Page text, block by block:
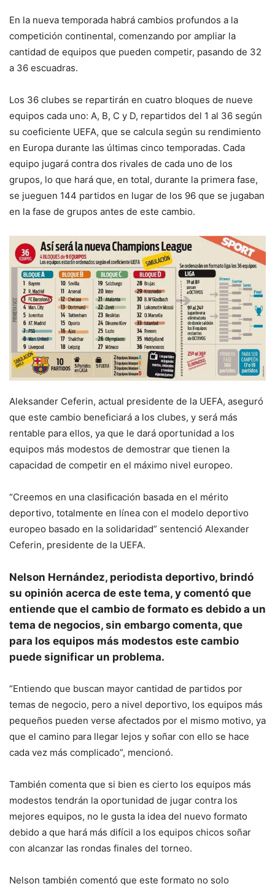
En la nueva temporada habrá cambios profundos a la
competición continental, comenzando por ampliar la
cantidad de equipos que pueden competir, pasando de 32
a 36 escuadras.
Los 36 clubes se repartirán en cuatro bloques de nueve
equipos cada uno: A, B, C y D, repartidos del 1 al 36 según
su coeficiente UEFA, que se calcula según su rendimiento
en Europa durante las últimas cinco temporadas. Cada
equipo jugará contra dos rivales de cada uno de los
grupos, lo que hará que, en total, durante la primera fase,
se jueguen 144 partidos en lugar de los 96 que se jugaban
en la fase de grupos antes de este cambio.
Aleksander Ceferin, actual presidente de la UEFA, aseguró
que este cambio beneficiará a los clubes, y será más
rentable para ellos, ya que le dará oportunidad a los
equipos más modestos de demostrar que tienen la
capacidad de competir en el máximo nivel europeo.
“Creemos en una clasificación basada en el mérito
deportivo, totalmente en línea con el modelo deportivo
europeo basado en la solidaridad” sentenció Alexander
Ceferin, presidente de la UEFA.
Nelson Hernández, periodista deportivo, brindó
su opinión acerca de este tema, y comentó que
entiende que el cambio de formato es debido a un
tema de negocios, sin embargo comenta, que
para los equipos más modestos este cambio
puede significar un problema.
“Entiendo que buscan mayor cantidad de partidos por
temas de negocio, pero a nivel deportivo, los equipos más
pequeños pueden verse afectados por el mismo motivo, ya
que el camino para llegar lejos y soñar con ello se hace
cada vez más complicado”, mencionó.
También comenta que si bien es cierto los equipos más
modestos tendrán la oportunidad de jugar contra los
mejores equipos, no le gusta la idea del nuevo formato
debido a que hará más difícil a los equipos chicos soñar
con alcanzar las rondas finales del torneo.
Nelson también comentó que este formato no solo